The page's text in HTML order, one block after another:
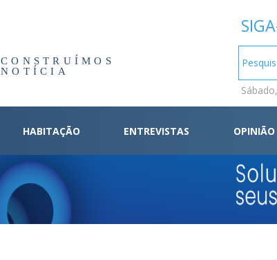
CONSTRUÍMOS
NOTÍCIA
HABITAÇÃO ENTREVISTAS OPINIÃO